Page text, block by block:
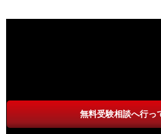
無料受験相談へ行っ